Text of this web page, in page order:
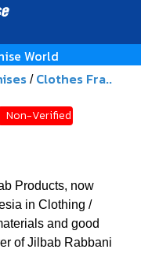
World
/ Clothes Fra..
Non-Verified
Products, now
in Clothing /
and good
of Jilbab Rabbani